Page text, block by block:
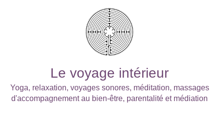
Le voyage intérieur
Yoga, relaxation, voyages sonores, méditation, massages
d'accompagnement au bien-être, parentalité et médiation